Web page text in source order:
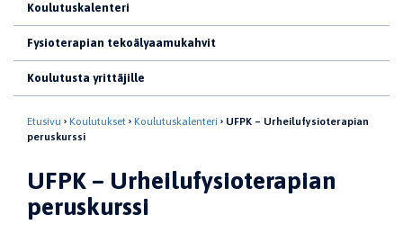
Koulutuskalenteri
Fysioterapian tekoälyaamukahvit
Koulutusta yrittäjille
Etusivu Koulutukset Koulutuskalenteri
UFPK – Urheilufysioterapian
peruskurssi
UFPK – Urheilufysioterapian
peruskurssi